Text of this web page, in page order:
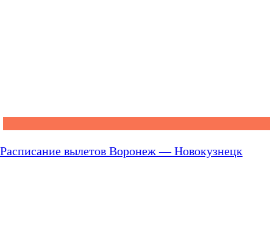
Расписание вылетов Воронеж — Новокузнецк